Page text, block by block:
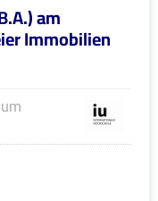
am
Immobilien